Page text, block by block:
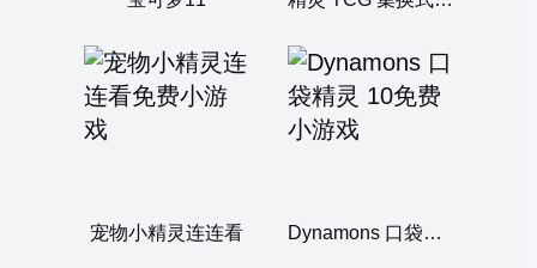
宠物小精灵连连看 Dynamons 口袋精灵 10